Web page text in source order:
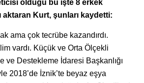
olduğu bu işte 8 erkek
aktaran Kurt, şunları kaydetti:
ama çok tecrübe kazandırdı.
vardı. Küçük ve Orta Ölçekli
ve Destekleme İdaresi Başkanlığı
2018’de İznik’te beyaz eşya